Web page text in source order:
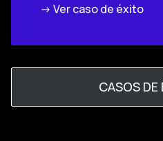
-> Ver caso de éxito
CASOS DE